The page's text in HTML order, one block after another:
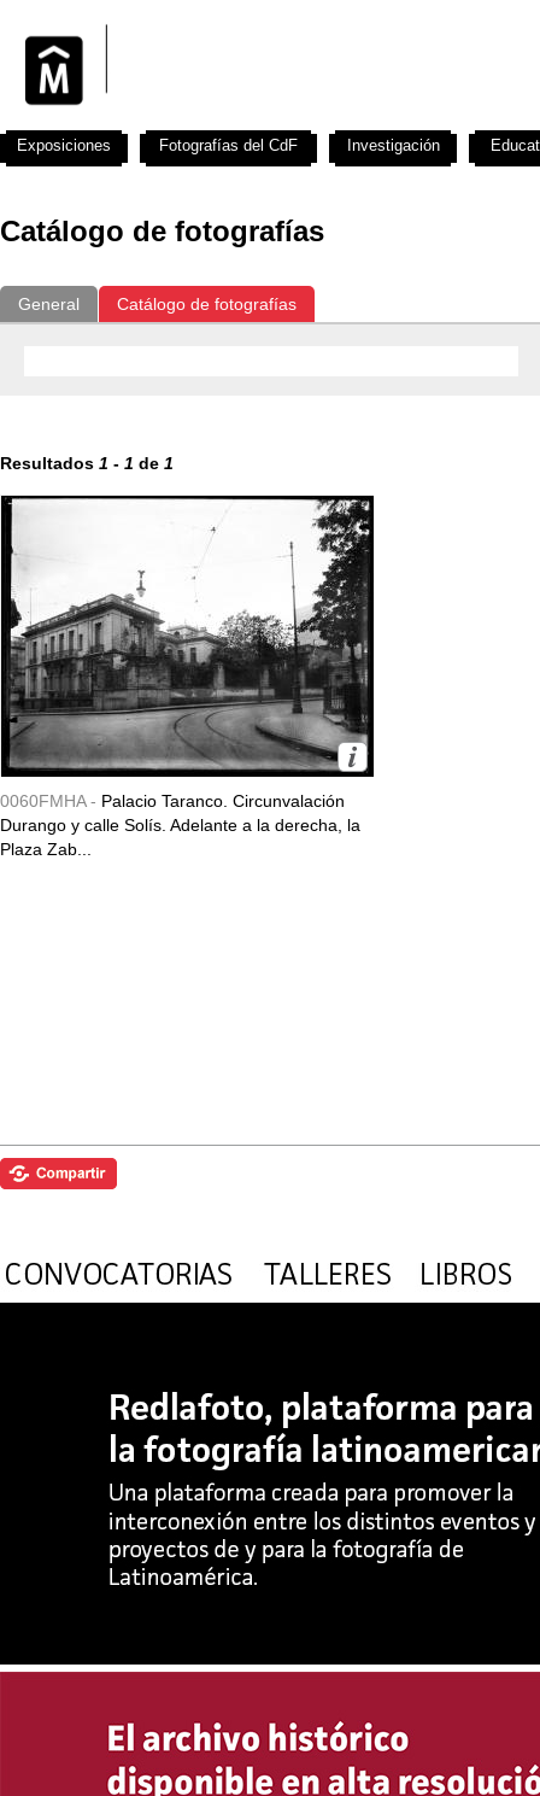
Catálogo de fotografías
General Catálogo de fotografías
Resultados 1 - 1 de 1
0060FMHA - Palacio Taranco. Circunvalación
Durango y calle Solís. Adelante a la derecha, la
Plaza Zab...
Exposiciones Fotografías del CdF Investigación